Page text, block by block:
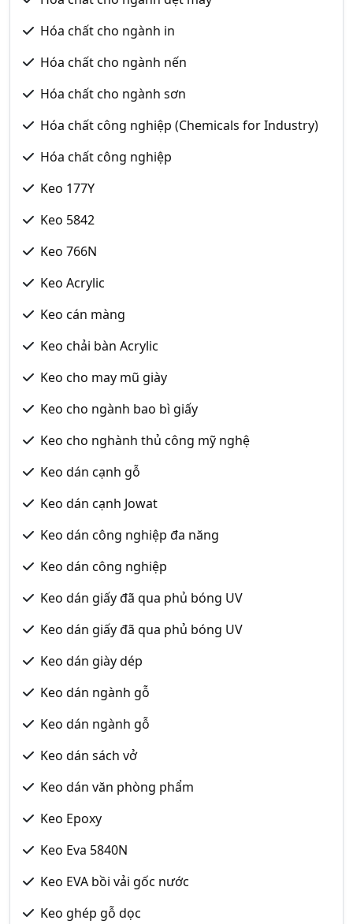
Hóa chất cho ngành in
Hóa chất cho ngành nến
Hóa chất cho ngành sơn
Hóa chất công nghiệp (Chemicals for Industry)
Hóa chất công nghiệp
Keo 177Y
Keo 5842
Keo 766N
Keo Acrylic
Keo cán màng
Keo chải bàn Acrylic
Keo cho may mũ giày
Keo cho ngành bao bì giấy
Keo cho nghành thủ công mỹ nghệ
Keo dán cạnh gỗ
Keo dán cạnh Jowat
Keo dán công nghiệp đa năng
Keo dán công nghiệp
Keo dán giấy đã qua phủ bóng UV
Keo dán giấy đã qua phủ bóng UV
Keo dán giày dép
Keo dán ngành gỗ
Keo dán ngành gỗ
Keo dán sách vở
Keo dán văn phòng phẩm
Keo Epoxy
Keo Eva 5840N
Keo EVA bồi vải gốc nước
Keo ghép gỗ dọc